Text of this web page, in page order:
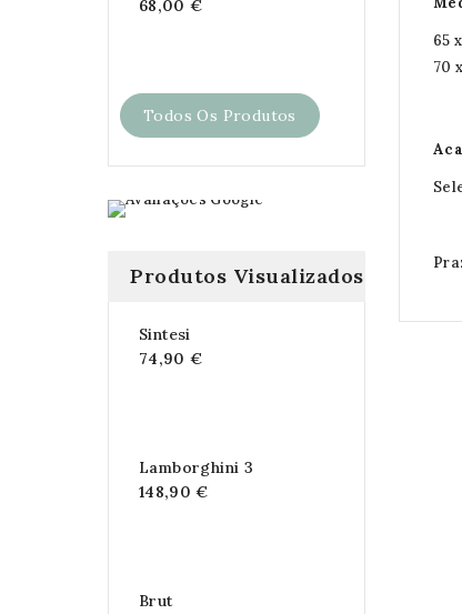
68,00 €
Todos Os Produtos
Produtos Visualizados
Sintesi
74,90 €
Lamborghini 3
148,90 €
Brut
65
70